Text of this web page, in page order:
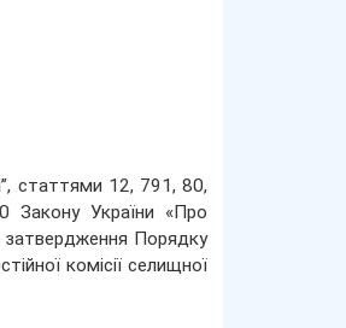
статтями 12, 791, 80,
Закону України «Про
затвердження Порядку
комісії селищної